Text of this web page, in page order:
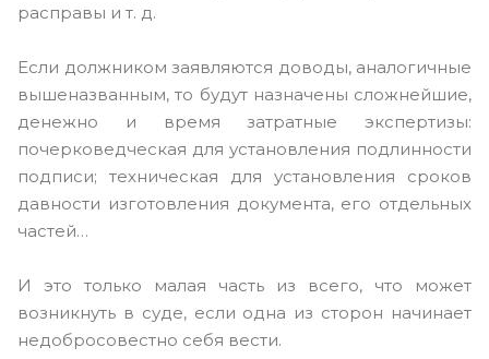
расправы и т. д.
Если должником заявляются доводы, аналогичные
вышеназванным, то будут назначены сложнейшие,
денежно и время затратные экспертизы:
почерковедческая для установления подлинности
подписи; техническая для установления сроков
давности изготовления документа, его отдельных
частей…
И это только малая часть из всего, что может
возникнуть в суде, если одна из сторон начинает
недобросовестно себя вести.